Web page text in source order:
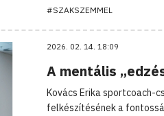
#SZAKSZEMMEL
2026. 02. 14. 18:09
A mentális
Kovács Erika sportcoach-
felkészítésének a